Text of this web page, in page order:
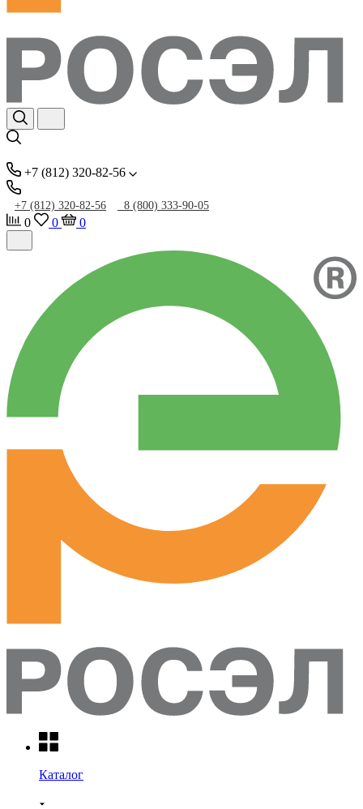
+7 (812) 320-82-56
+7 (812) 320-82-56 8 (800) 333-90-05
0 0 0
Каталог